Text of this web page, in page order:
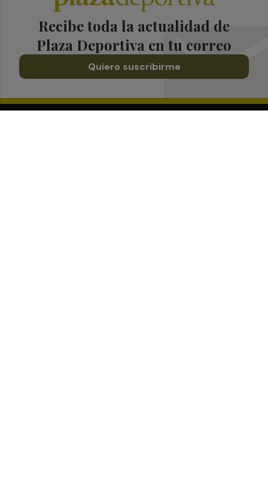
Recibe toda la actualidad de
Plaza Deportiva en tu correo
Quiero suscribirme